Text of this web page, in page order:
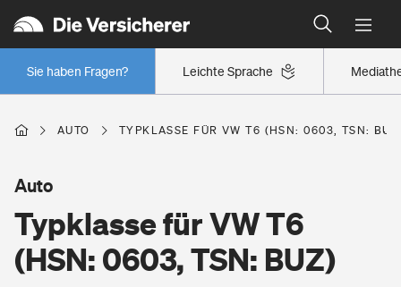
Leichte Sprache
Sie haben Fragen?
Wer versichert was: Jetzt Versicherer finden
Regionalklassen: So ist Ihre Region eingestuft
Wer versichert was: Jetzt Versicherer finden
Berufsunfähigkeitsversicherung
Erwerbsunfähigkeitsversicherung
Wohnen
AUTO TYPKLASSE FÜR VW T6 (HSN: 0603, TSN:
Typklasse für VW T6
(HSN: 0603, TSN: BUZ)
Auto